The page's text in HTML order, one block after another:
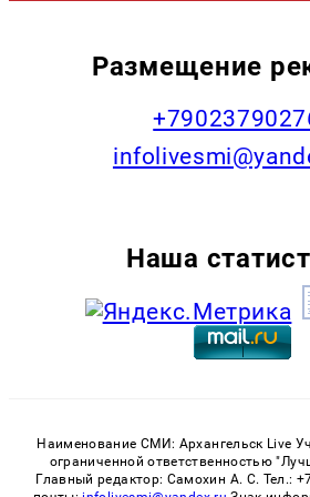
Размещение
Наша
Наименование СМИ: Архангельск Live
ограниченной ответственностью
Главный редактор: Самохин А. С. Тел.: